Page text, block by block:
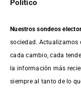
Político
Nuestros sondeos
sociedad. Actualizamos
cada cambio, cada
la información más
siempre al tanto de lo